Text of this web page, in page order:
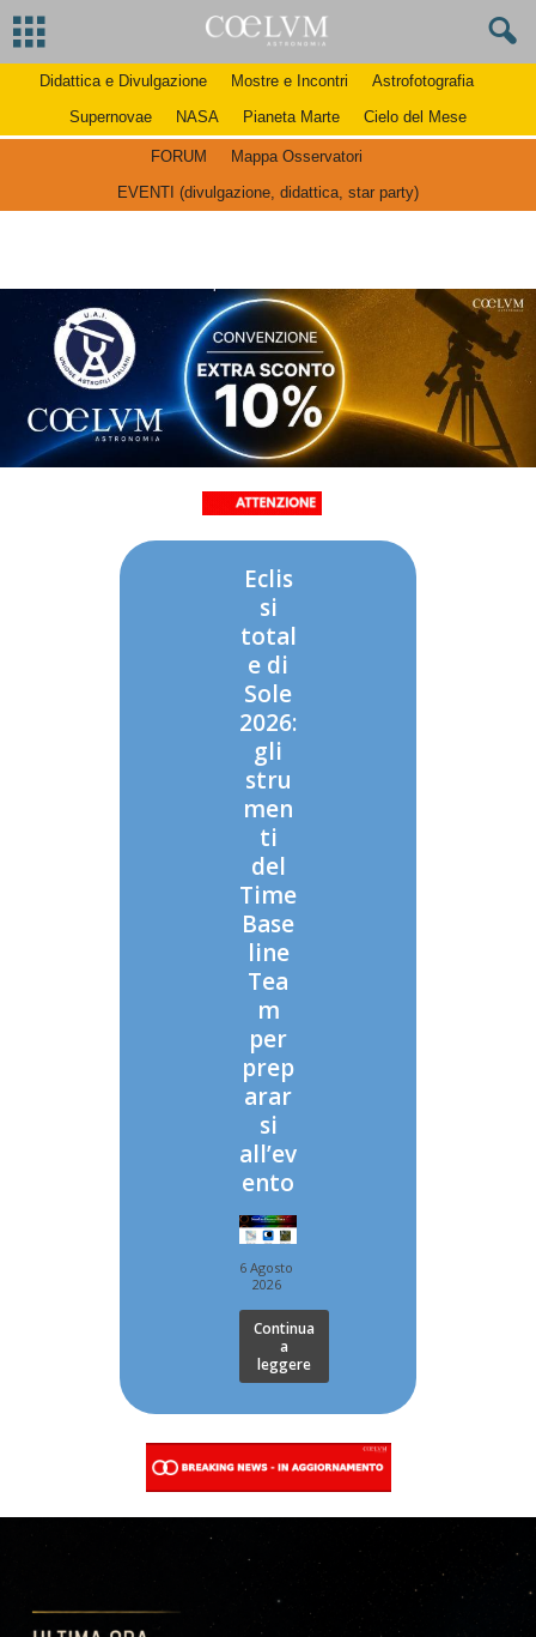
Didattica e Divulgazione Mostre e Incontri
Astrofotografia
Supernovae
NASA Pianeta Marte Cielo del Mese
FORUM
Mappa Osservatori
EVENTI (divulgazione, didattica, star party)
Eclis
si
total
e di
Sole
2026:
gli
stru
men
ti
del
Time
Base
line
Tea
m
per
prep
arar
si
all’ev
ento
6 Agosto
2026
Continua
a
leggere